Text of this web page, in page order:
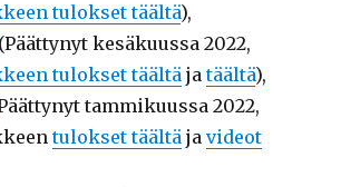
tulokset täältä),
(Päättynyt kesäkuussa 2022,
tulokset täältäjatäältä),
tammikuussa 2022,
tulokset täältä javideot